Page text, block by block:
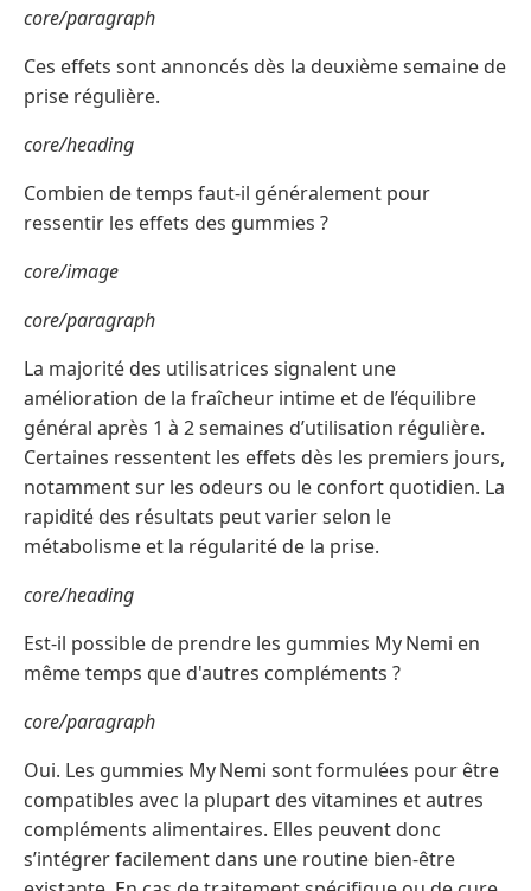
core/paragraph
Ces effets sont annoncés dès la deuxième semaine de
prise régulière.
core/heading
Combien de temps faut-il généralement pour
ressentir les effets des gummies ?
core/image
core/paragraph
La majorité des utilisatrices signalent une
amélioration de la fraîcheur intime et de l’équilibre
général après 1 à 2 semaines d’utilisation régulière.
Certaines ressentent les effets dès les premiers jours,
notamment sur les odeurs ou le confort quotidien. La
rapidité des résultats peut varier selon le
métabolisme et la régularité de la prise.
core/heading
Est-il possible de prendre les gummies My Nemi en
même temps que d'autres compléments ?
core/paragraph
Oui. Les gummies My Nemi sont formulées pour être
compatibles avec la plupart des vitamines et autres
compléments alimentaires. Elles peuvent donc
s’intégrer facilement dans une routine bien-être